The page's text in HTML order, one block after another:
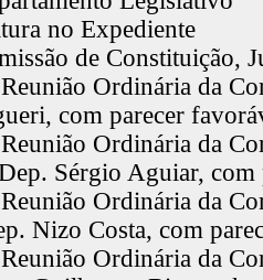
no Expediente
de Constituição,
Ordinária da
com parecer
Ordinária da
Sérgio Aguiar,
Ordinária da
Nizo Costa, com
Ordinária da